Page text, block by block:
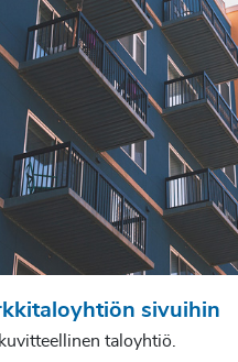
sivuihin
taloyhtiö.